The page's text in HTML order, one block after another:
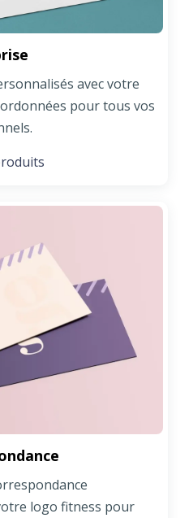
avec votre
pour tous vos
logo fitness pour